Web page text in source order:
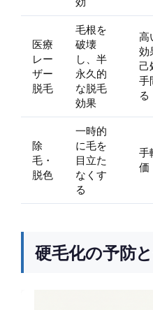
医療
レー
ザー
脱毛
毛根を
破壊
し、半
永久的
な脱毛
効果
高
効
己
手
る
除
毛・
脱色
一時的
に毛を
目立た
なくす
る
手
価
硬毛化の予防